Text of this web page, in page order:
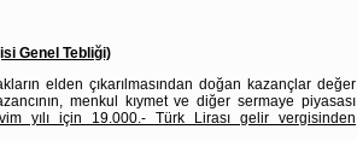
Genel Tebliği)
elden çıkarılmasından doğan kazançlar değer
menkul kıymet ve diğer sermaye piyasası
yılı için 19.000.- Türk Lirası gelir vergisinden